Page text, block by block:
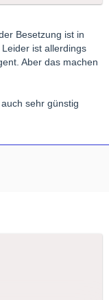
Besetzung ist in
ist allerdings
Aber das machen
sehr günstig